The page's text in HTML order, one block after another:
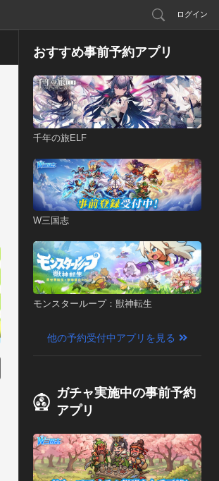
ログイン
おすすめ事前予約アプリ
千年の旅ELF
W三国志
モンスターループ：獣神転生
他の予約受付中アプリを見る
ガチャ実施中の事前予約
アプリ